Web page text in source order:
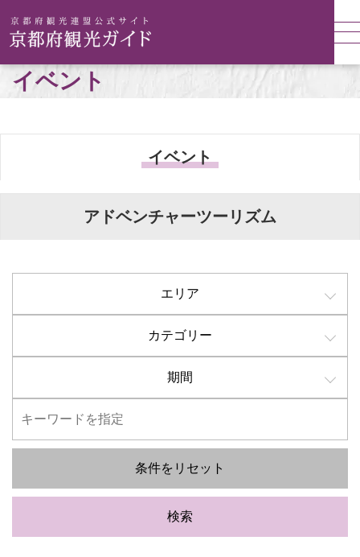
イベント
イベント
アドベンチャーツーリズム
エリア
カテゴリー
期間
条件をリセット
検索